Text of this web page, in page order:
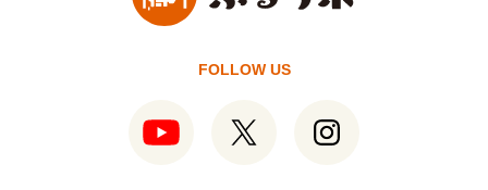
FOLLOW US